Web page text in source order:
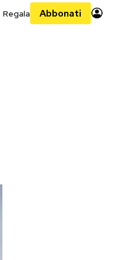
Regala Abbonati